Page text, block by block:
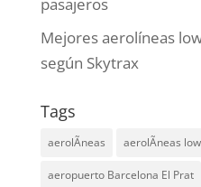
pasajeros
Mejores aerolíneas
según Skytrax
Tags
aerolÃ­neas aerolÃ­neas
aeropuerto Barcelona El Prat